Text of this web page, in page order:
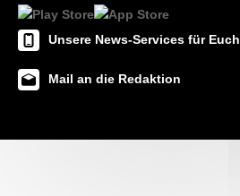
Unsere News-Services für Euch
Mail an die Redaktion